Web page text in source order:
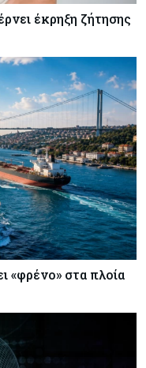
έκρηξη ζήτησης
«φρένο» στα πλοία